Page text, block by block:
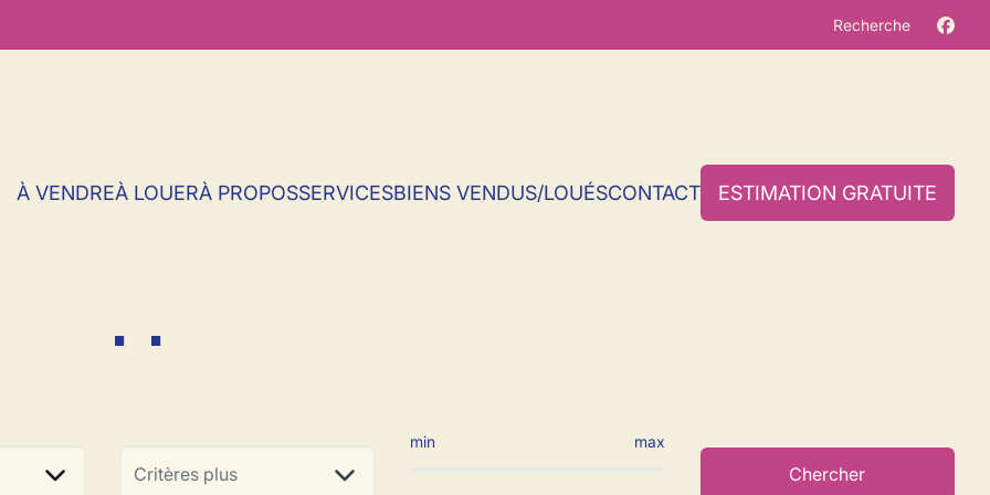
Recherche
À VENDREÀ LOUERÀ PROPOSSERVICESBIENS VENDUS/LOUÉSCONTACT ESTIMATION GRATUITE
rapport à vendre en Couillet
Critères plus
min max
Chercher